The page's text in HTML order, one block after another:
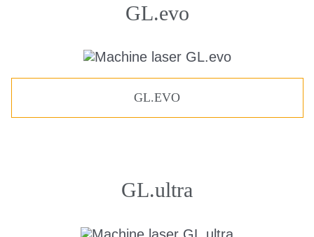
GL.evo
GL.EVO
GL.ultra